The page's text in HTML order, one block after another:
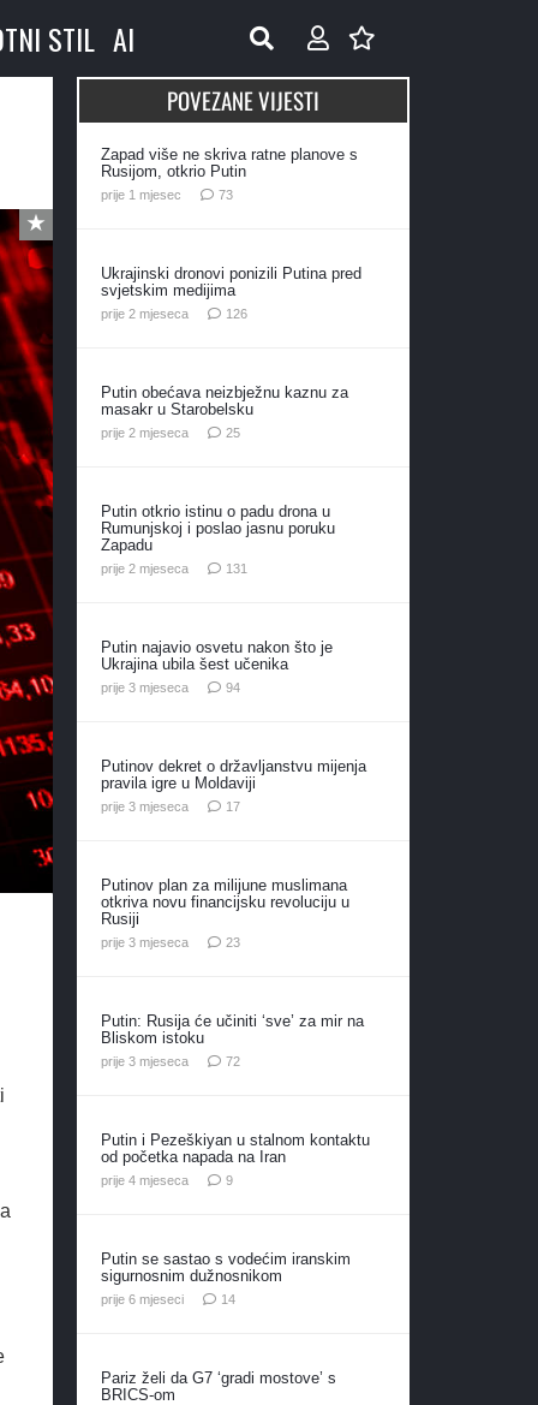
STIL AI
POVEZANE VIJESTI
Zapad više ne skriva ratne planove s
Rusijom, otkrio Putin
prije 1 mjesec 73komentara
Ukrajinski dronovi ponizili Putina pred
svjetskim medijima
prije 2 mjeseca 126komentara
Putin obećava neizbježnu kaznu za
masakr u Starobelsku
prije 2 mjeseca 25komentara
Putin otkrio istinu o padu drona u
Rumunjskoj i poslao jasnu poruku
Zapadu
prije 2 mjeseca 131
Putin najavio osvetu nakon što je
Ukrajina ubila šest učenika
prije 3 mjeseca 94komentara
Putinov dekret o državljanstvu mijenja
pravila igre u Moldaviji
prije 3 mjeseca 17komentara
Putinov plan za milijune muslimana
otkriva novu financijsku revoluciju u
Rusiji
prije 3 mjeseca 23komentara
Putin: Rusija će učiniti ‘sve’ za mir na
Bliskom istoku
prije 3 mjeseca 72komentara
Putin i Pezeškiyan u stalnom kontaktu
od početka napada na Iran
prije 4 mjeseca 9komentara
Putin se sastao s vodećim iranskim
sigurnosnim dužnosnikom
prije 6 mjeseci 14komentara
Pariz želi da G7 ‘gradi mostove’ s
BRICS-om